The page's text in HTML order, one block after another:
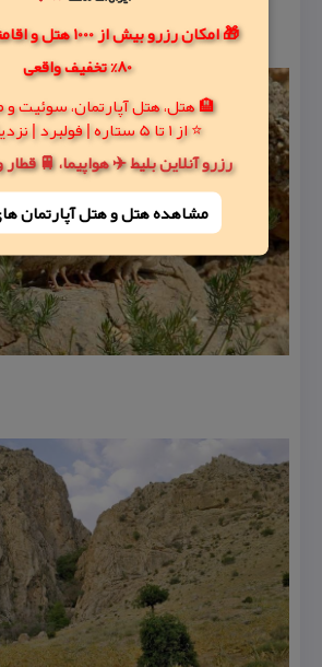
🎁 امکان رزرو بیش از
80% تخفیف واقعی
🏨 هتل، هتل آپارتمان، سوئیت و
⭐ از 1 تا 5 ستاره | فولبرد | نزدیک حرم
رزرو آنلاین بلیط ✈️ هواپیما، 🚆
مشاهده هتل و هتل‌ آپارتمان